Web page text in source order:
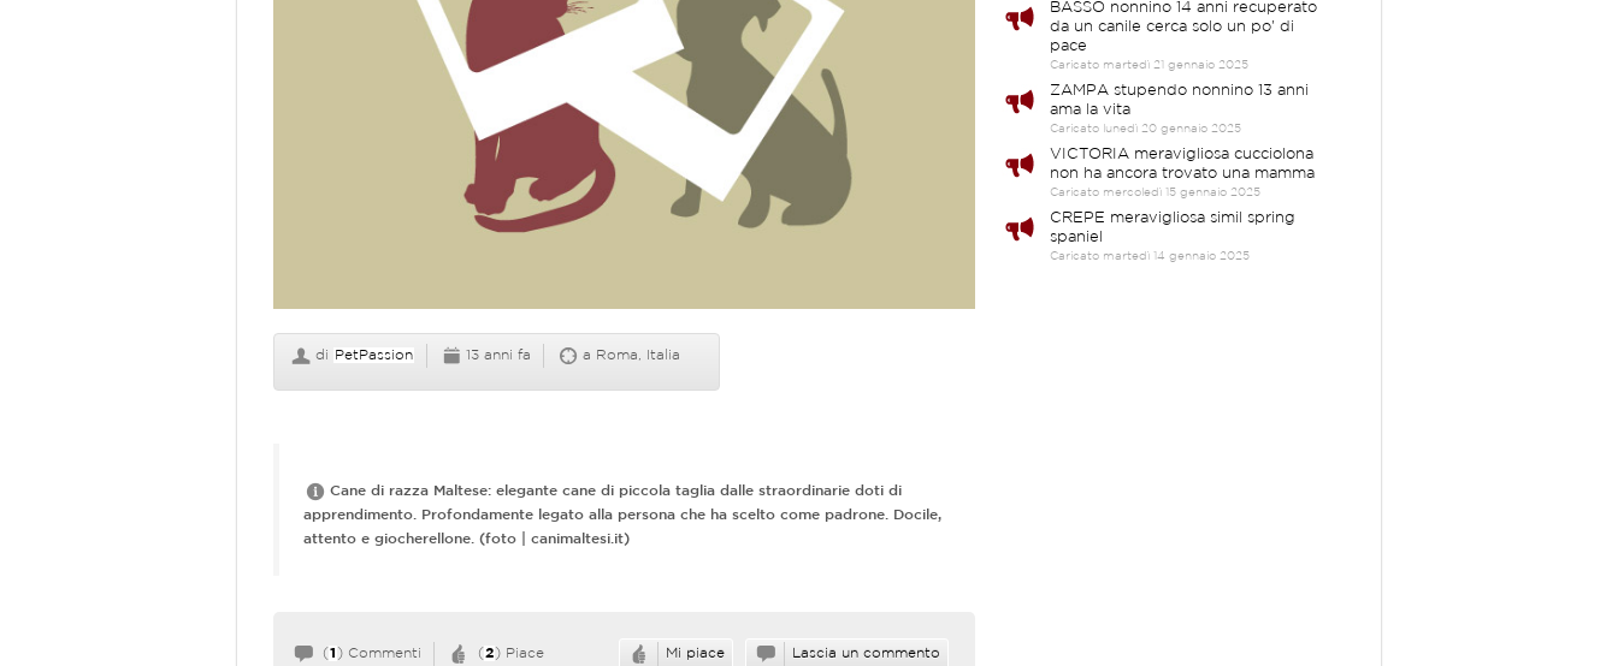
di PetPassion 13 anni fa a Roma, Italia
Cane di razza Maltese: elegante cane di piccola taglia dalle straordinarie doti di
apprendimento. Profondamente legato alla persona che ha scelto come padrone. Docile,
attento e giocherellone. (foto | canimaltesi.it)
( 1 ) Commenti ( 2 ) Piace Mi piace Lascia un commento
BASSO nonnino 14 anni recuperato
da un canile cerca solo un po' di
pace
Caricato martedì 21 gennaio 2025
ZAMPA stupendo nonnino 13 anni
ama la vita
Caricato lunedì 20 gennaio 2025
VICTORIA meravigliosa cucciolona
non ha ancora trovato una mamma
Caricato mercoledì 15 gennaio 2025
CREPE meravigliosa simil spring
spaniel
Caricato martedì 14 gennaio 2025